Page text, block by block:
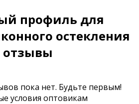
профиль для
остекления
отзывы
пока нет. Будьте первым!
условия оптовикам